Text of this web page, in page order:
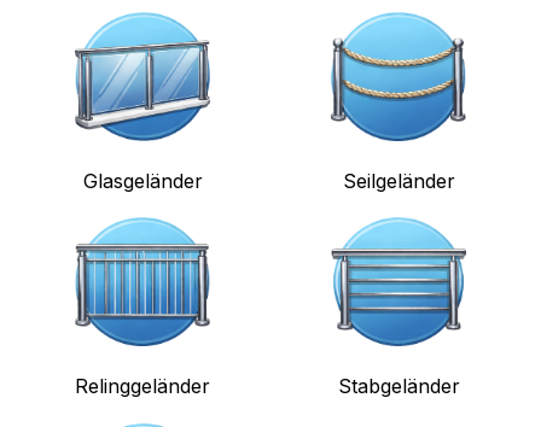
Glasgeländer Seilgeländer
Relinggeländer Stabgeländer